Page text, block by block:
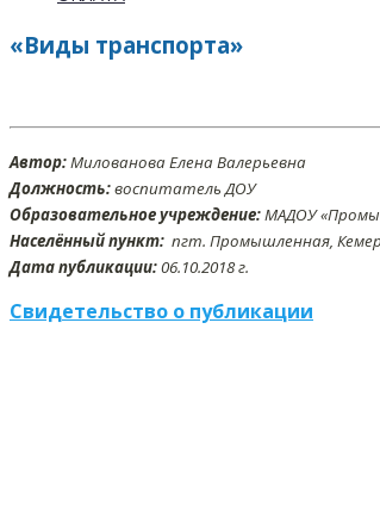
«Виды транспорта»
Автор:Милованова Елена Валерьевна
Должность:воспитатель ДОУ
Образовательное учреждение:МАДОУ
Населённый пункт: пгт. Промышленная,
Дата публикации:06.10.2018 г.
Свидетельство о публикации